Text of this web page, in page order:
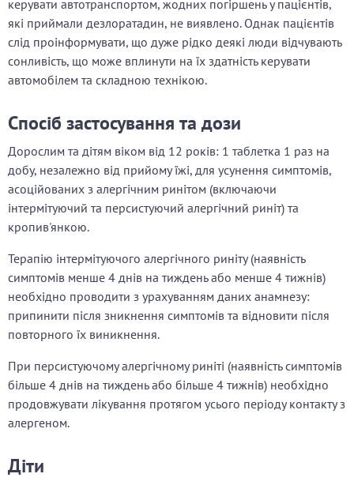
керувати автотранспортом, жодних погіршень у пацієнтів,
які приймали дезлоратадин, не виявлено. Однак пацієнтів
слід проінформувати, що дуже рідко деякі люди відчувають
сонливість, що може вплинути на їх здатність керувати
автомобілем та складною технікою.
Спосіб застосування та дози
Дорослим та дітям віком від 12 років: 1 таблетка 1 раз на
добу, незалежно від прийому їжі, для усунення симптомів,
асоційованих з алергічним ринітом (включаючи
інтермітуючий та персистуючий алергічний риніт) та
кропив'янкою.
Терапію інтермітуючого алергічного риніту (наявність
симптомів менше 4 днів на тиждень або менше 4 тижнів)
необхідно проводити з урахуванням даних анамнезу:
припинити після зникнення симптомів та відновити після
повторного їх виникнення.
При персистуючому алергічному риніті (наявність симптомів
більше 4 днів на тиждень або більше 4 тижнів) необхідно
продовжувати лікування протягом усього періоду контакту з
алергеном.
Діти